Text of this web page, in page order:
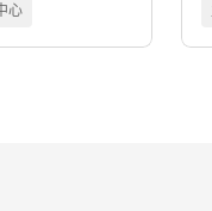
心